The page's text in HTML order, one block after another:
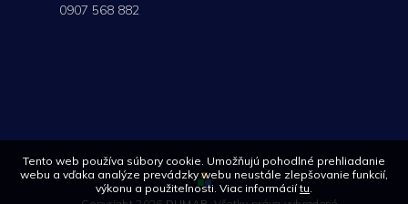
Tento web používa súbory cookie. Umožňujú pohodlné prehliadanie
webu a vďaka analýze prevádzky webu neustále zlepšovanie funkcií,
výkonu a použiteľnosti. Viac informáciítu.
0907 568 882
568